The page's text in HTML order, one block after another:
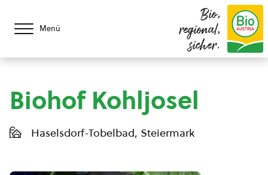
Menü
Bio,
regional,
sicher.
Biohof Kohljosel
Haselsdorf-Tobelbad, Steiermark